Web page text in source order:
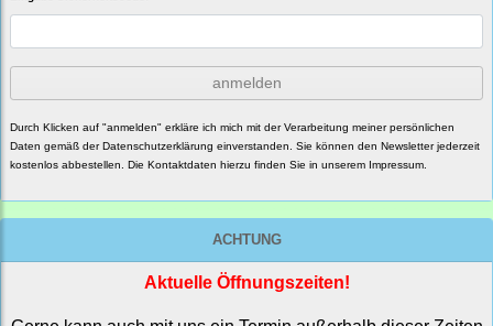
anmelden
Durch Klicken auf "anmelden" erkläre ich mich mit der Verarbeitung meiner persönlichen
Daten gemäß der Datenschutzerklärung einverstanden. Sie können den Newsletter jederzeit
kostenlos abbestellen. Die Kontaktdaten hierzu finden Sie in unserem Impressum.
ACHTUNG
Aktuelle Öffnungszeiten!